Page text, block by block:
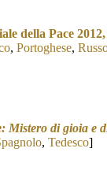
della Pace
, Portoghese,
Mistero di gioia e
, Tedesco]